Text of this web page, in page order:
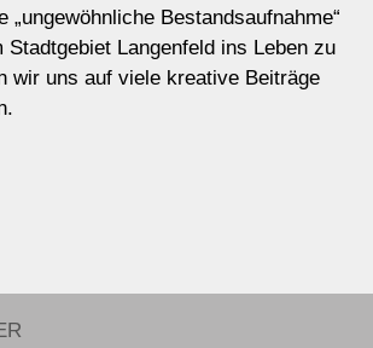
„ungewöhnliche Bestandsaufnahme“
Stadtgebiet Langenfeld ins Leben zu
wir uns auf viele kreative Beiträge